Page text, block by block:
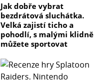
Jak dobře vybrat
bezdrátová sluchátka.
Velká zajistí ticho a
pohodlí, s malými klidně
můžete sportovat